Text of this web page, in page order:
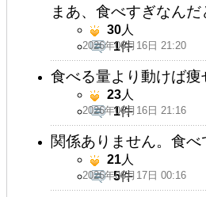
まあ、食べすぎなんだ
2026年06月16日 21:20
30人
1件
食べる量より動けば痩
2026年06月16日 21:16
23人
1件
関係ありません。食べ
2026年06月17日 00:16
21人
5件